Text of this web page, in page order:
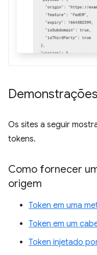
Demonstrações
Os sites a seguir
tokens.
Como fornecer
origem
Token em uma
Token em um
Token injetado